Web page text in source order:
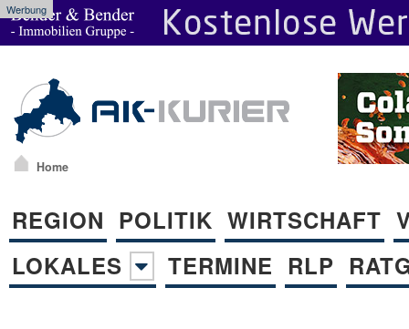
Werbung
Home
REGION POLITIK WIRTSCHAFT
LOKALES
TERMINE RLP